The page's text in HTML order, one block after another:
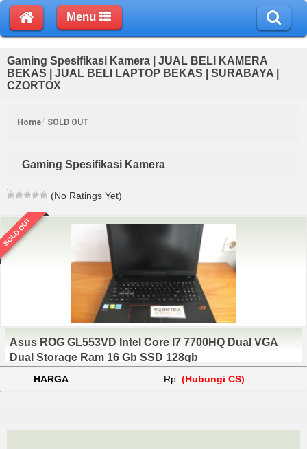
Menu
Gaming Spesifikasi Kamera | JUAL BELI KAMERA
BEKAS | JUAL BELI LAPTOP BEKAS | SURABAYA |
CZORTOX
Home SOLD OUT
Gaming Spesifikasi Kamera
(No Ratings Yet)
SOLD OUT
Asus ROG GL553VD Intel Core I7 7700HQ Dual VGA
Dual Storage Ram 16 Gb SSD 128gb
HARGA Rp. (Hubungi CS)